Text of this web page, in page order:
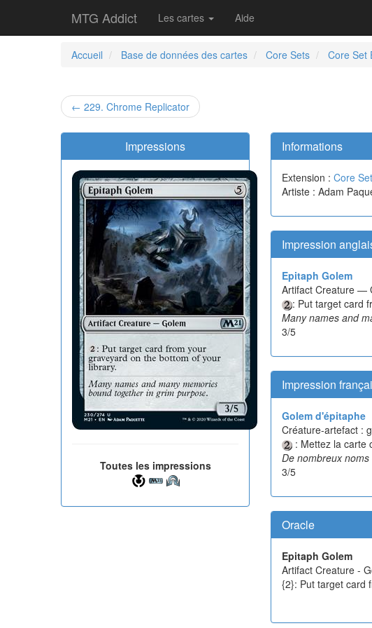
MTG Addict Les cartes Aide
Accueil
Base de données des cartes Core Sets Core Set
← 229. Chrome Replicator
Impressions
Toutes les impressions
Informations
Extension : Core
Artiste : Adam
Impression
Epitaph Golem
Artifact Creature —
: Put target card
Many names and
3/5
Impression
Golem d'épitaphe
Créature-artefact :
: Mettez la carte
De nombreux
3/5
Oracle
Epitaph Golem
Artifact Creature -
{2}: Put target card